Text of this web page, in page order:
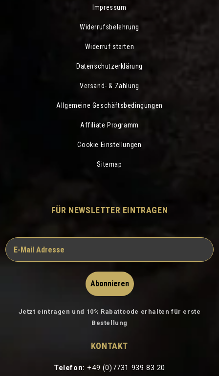
Impressum
Widerrufsbelehrung
Widerruf starten
Datenschutzerklärung
Versand- & Zahlung
Allgemeine Geschäftsbedingungen
Affiliate Programm
Cookie Einstellungen
Sitemap
FÜR NEWSLETTER EINTRAGEN
Abonnieren
Jetzt eintragen und 10% Rabattcode erhalten für erste
Bestellung
KONTAKT
Telefon: +49 (0)7731 939 83 20